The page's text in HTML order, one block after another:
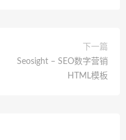
下一篇
Seosight – SEO数字营销
HTML模板